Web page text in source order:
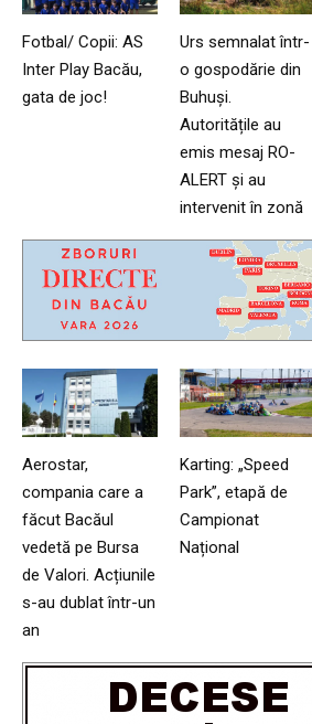
Fotbal/ Copii: AS
Inter Play Bacău,
gata de joc!
Urs semnalat într-
o gospodărie din
Buhuși.
Autoritățile au
emis mesaj RO-
ALERT și au
intervenit în zonă
Aerostar,
compania care a
făcut Bacăul
vedetă pe Bursa
de Valori. Acțiunile
s-au dublat într-un
an
Karting: „Speed
Park”, etapă de
Campionat
Național